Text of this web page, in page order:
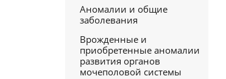
Аномалии и общие
заболевания
Врожденные и
приобретенные аномалии
развития органов
мочеполовой системы